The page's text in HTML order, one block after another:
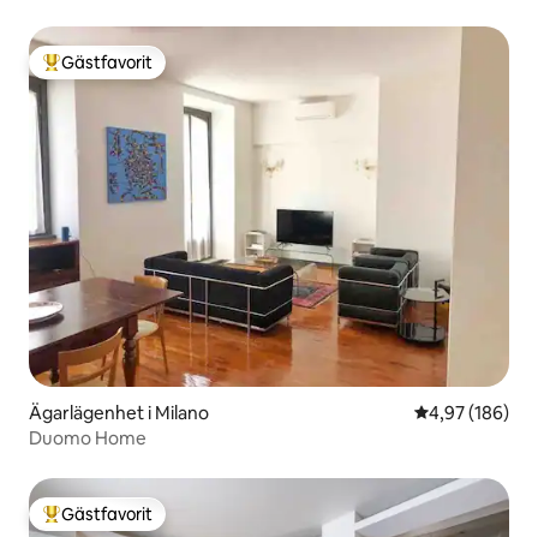
Populär gästfavorit
Gästfavorit
Ägarlägenhet i Milano 4,97 av 5 i
4,97 (186)
Duomo Home
Populär gästfavorit
Gästfavorit